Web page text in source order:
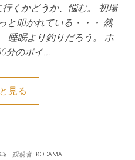
くかどうか、悩む。 初場
と叩かれている・・・ 然
睡眠より釣りだろう。 ホ
分のポイ…
見る
投稿者: KODAMA